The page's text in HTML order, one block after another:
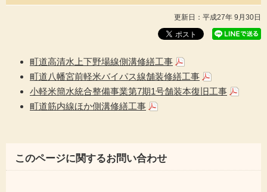
ン
メ
を
更新日：平成27年 9月30日
町道高清水上下野場線側溝修繕工事
町道八幡宮前軽米バイパス線舗装修繕工事
小軽米簡水統合整備事業第7期1号舗装本復旧工事
町道筋内線ほか側溝修繕工事
このページに関するお問い合わせ